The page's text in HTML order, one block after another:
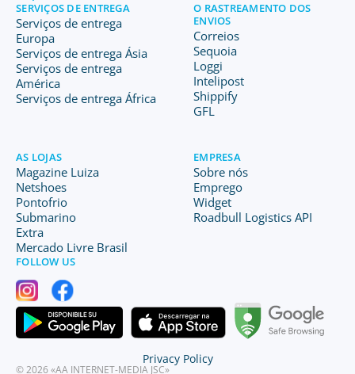
SERVIÇOS DE ENTREGA
Serviços de entrega
Europa
Serviços de entrega Ásia
Serviços de entrega
América
Serviços de entrega África
O RASTREAMENTO DOS
ENVIOS
Correios
Sequoia
Loggi
Intelipost
Shippify
GFL
AS LOJAS
Magazine Luiza
Netshoes
Pontofrio
Submarino
Extra
Mercado Livre Brasil
EMPRESA
Sobre nós
Emprego
Widget
Roadbull Logistics API
FOLLOW US
© 2026 «AA INTERNET-MEDIA JSC»
Privacy Policy